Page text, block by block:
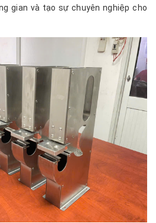
gian và tạo sự chuyên nghiệp cho